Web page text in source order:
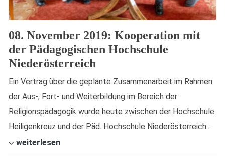
08. November 2019: Kooperation mit
der Pädagogischen Hochschule
Niederösterreich
Ein Vertrag über die geplante Zusammenarbeit im Rahmen
der Aus-, Fort- und Weiterbildung im Bereich der
Religionspädagogik wurde heute zwischen der Hochschule
Heiligenkreuz und der Päd. Hochschule Niederösterreich...
weiterlesen